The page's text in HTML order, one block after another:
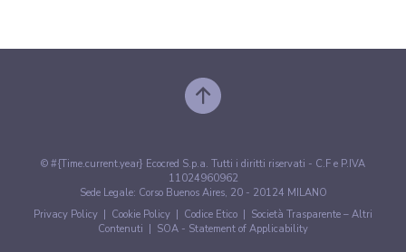
© #{Time.current.year} Ecocred S.p.a. Tutti i diritti riservati - C.F e P.IVA
11024960962
Sede Legale: Corso Buenos Aires, 20 - 20124 MILANO
Privacy Policy
Cookie Policy Codice Etico
Società Trasparente – Altri
Contenuti
SOA - Statement of Applicability